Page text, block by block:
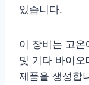
있습니다.
이 장비는 고
및 기타 바이
제품을 생성합